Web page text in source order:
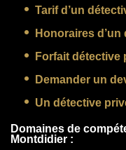
Tarif d’un
Honoraires
Forfait détective
Demander un
Un détective
Domaines de
Montdidier :